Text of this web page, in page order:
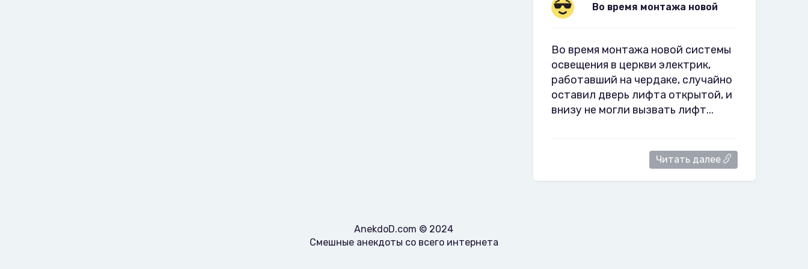
Во время монтажа новой
Во время монтажа новой системы
освещения в церкви электрик,
работавший на чердаке, случайно
оставил дверь лифта открытой, и
внизу не могли вызвать лифт...
Читать далее
AnekdoD.com © 2024
Смешные анекдоты со всего интернета